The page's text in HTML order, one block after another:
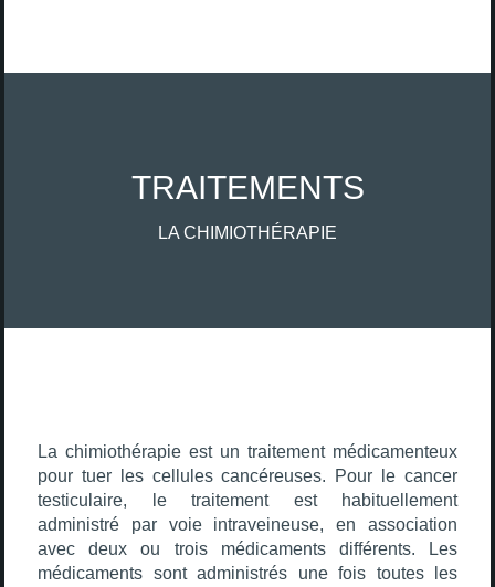
TRAITEMENTS
LA CHIMIOTHÉRAPIE
La chimiothérapie est un traitement médicamenteux
pour tuer les cellules cancéreuses. Pour le cancer
testiculaire, le traitement est habituellement
administré par voie intraveineuse, en association
avec deux ou trois médicaments différents. Les
médicaments sont administrés une fois toutes les